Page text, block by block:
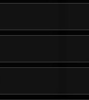
andere
No.